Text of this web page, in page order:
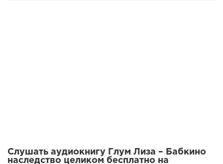
Слушать аудиокнигу Глум Лиза – Бабкино
наследство целиком бесплатно на